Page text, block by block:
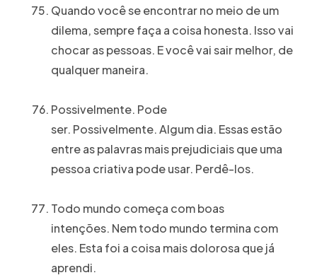
Quando você se encontrar no meio de um
dilema, sempre faça a coisa honesta. Isso vai
chocar as pessoas. E você vai sair melhor, de
qualquer maneira.
Possivelmente. Pode
ser. Possivelmente. Algum dia. Essas estão
entre as palavras mais prejudiciais que uma
pessoa criativa pode usar. Perdê-los.
Todo mundo começa com boas
intenções. Nem todo mundo termina com
eles. Esta foi a coisa mais dolorosa que já
aprendi.
login